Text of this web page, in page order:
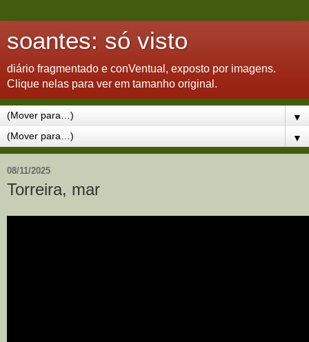
soantes: só visto
diário fragmentado e conVentual, exposto por imagens.
Clique nelas para ver em tamanho original.
▼
▼
08/11/2025
Torreira, mar